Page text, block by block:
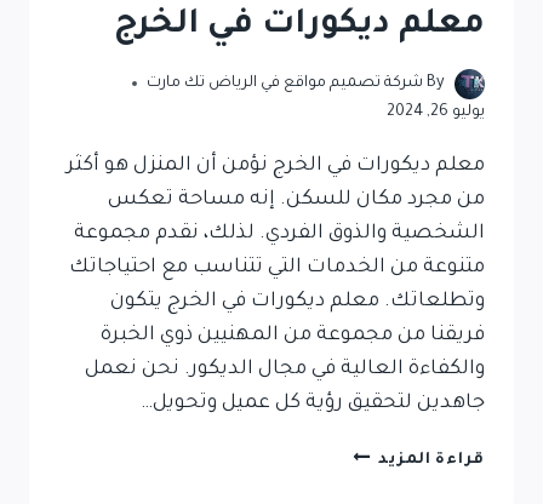
معلم ديكورات في الخرج
By شركة تصميم مواقع في الرياض تك مارت
يوليو 26, 2024
معلم ديكورات في الخرج نؤمن أن المنزل هو أكثر
من مجرد مكان للسكن. إنه مساحة تعكس
الشخصية والذوق الفردي. لذلك، نقدم مجموعة
متنوعة من الخدمات التي تتناسب مع احتياجاتك
وتطلعاتك. معلم ديكورات في الخرج يتكون
فريقنا من مجموعة من المهنيين ذوي الخبرة
والكفاءة العالية في مجال الديكور. نحن نعمل
جاهدين لتحقيق رؤية كل عميل وتحويل…
قراءة المزيد